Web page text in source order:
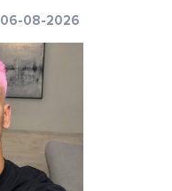
06-08-2026